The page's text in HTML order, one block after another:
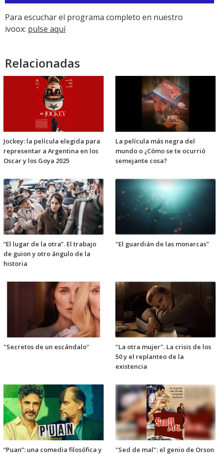
audio
Para escuchar el programa completo en nuestro
ivoox: pulse aquí
Relacionadas
Jockey: la película elegida para
representar a Argentina en los
Oscar y los Goya 2025
La película más negra del
mundo o ¿Cómo se te ocurrió
semejante cosa?
“El lugar de la otra”. El trabajo
de guion y otro ángulo de la
historia
"El guardián de las monarcas"
"Secretos de un escándalo"
"La otra mujer". La crisis de los
50 y el replanteo de la
existencia
“Puan”: una comedia filosófica y "Sed de mal": el genio de Orson